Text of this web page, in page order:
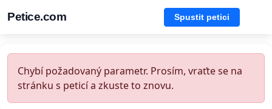
Petice.com Spustit petici
Chybí požadovaný parametr. Prosím, vraťte se na
stránku s peticí a zkuste to znovu.